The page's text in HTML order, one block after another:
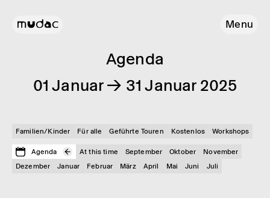
Menu
Agenda
01 Januar → 31 Januar 2025
Familien/Kinder Für alle Geführte Touren Kostenlos Workshops
Agenda At this time September Oktober
November
Dezember
Januar Februar März April Mai Juni Juli